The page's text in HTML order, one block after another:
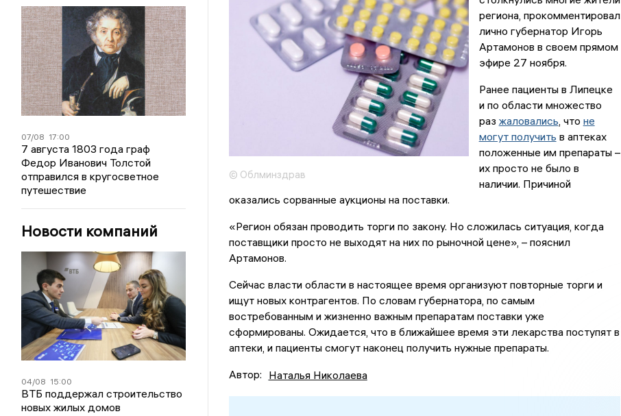
07/08 17:00
7 августа 1803 года граф
Федор Иванович Толстой
отправился в кругосветное
путешествие
Новости компаний
04/08 15:00
ВТБ поддержал строительство
новых жилых домов
© Облминздрав
региона, прокомментировал
лично губернатор Игорь
Артамонов в своем прямом
эфире 27 ноября.
Ранее пациенты в Липецке
и по области множество
раз жаловались, что не
могут получить в аптеках
положенные им препараты –
их просто не было в
наличии. Причиной
оказались сорванные аукционы на поставки.
«Регион обязан проводить торги по закону. Но сложилась ситуация, когда
поставщики просто не выходят на них по рыночной цене», – пояснил
Артамонов.
Сейчас власти области в настоящее время организуют повторные торги и
ищут новых контрагентов. По словам губернатора, по самым
востребованным и жизненно важным препаратам поставки уже
сформированы. Ожидается, что в ближайшее время эти лекарства поступят в
аптеки, и пациенты смогут наконец получить нужные препараты.
Автор: Наталья Николаева